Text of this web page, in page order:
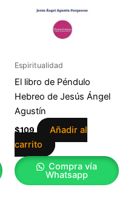
Espiritualidad
El libro de Péndulo
Hebreo de Jesús Ángel
Agustín
$109
Añadir al
carrito
Compra vía
Whatsapp